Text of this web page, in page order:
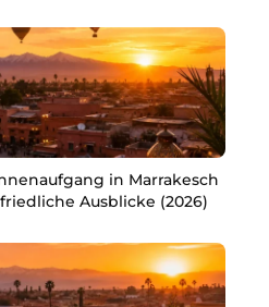
in Marrakesch
Ausblicke (2026)